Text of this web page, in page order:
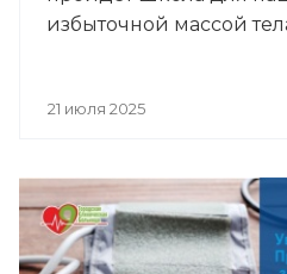
избыточной массой
21 июля 2025